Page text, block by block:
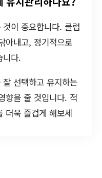
이 중요합니다. 클럽
아내고, 정기적으로
니다.
선택하고 유지하는
향을 줄 것입니다. 적
더욱 즐겁게 해보세